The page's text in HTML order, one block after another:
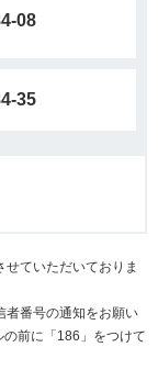
08
35
ていただいておりま
番号の通知をお願い
前に「186」をつけて